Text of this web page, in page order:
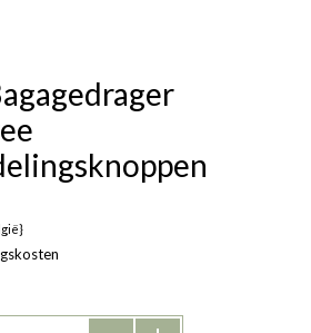
Italië
Finland
- +